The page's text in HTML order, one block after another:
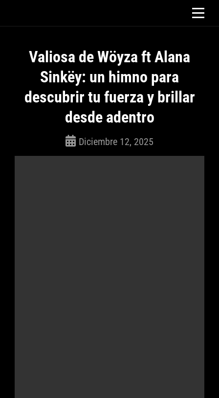
Valiosa de Wöyza ft Alana
Sinkëy: un himno para
descubrir tu fuerza y brillar
desde adentro
Diciembre 12, 2025